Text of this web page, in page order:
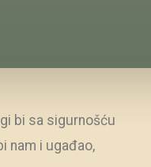
bi sa sigurnošću
nam i ugađao,